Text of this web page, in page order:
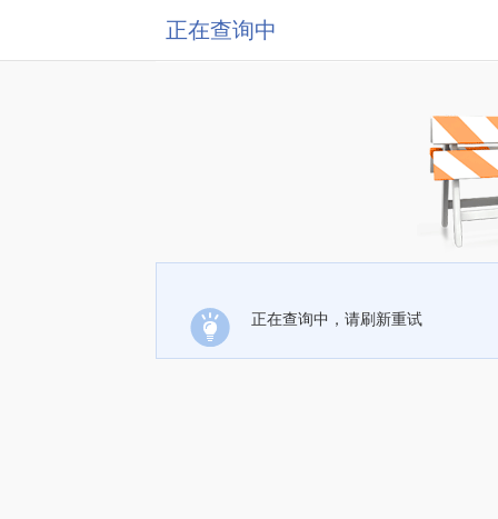
正在查询中
正在查询中，请刷新重试